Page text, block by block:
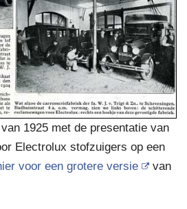
1925 met de presentatie van
Electrolux stofzuigers op een
voor een grotere versie
van